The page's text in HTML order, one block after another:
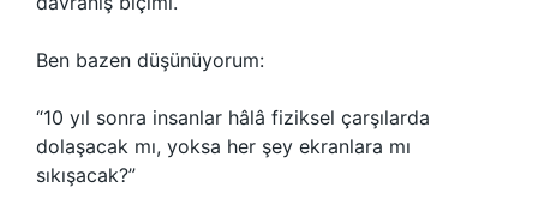
Ben bazen düşünüyorum:
“10 yıl sonra insanlar hâlâ fiziksel çarşılarda
dolaşacak mı, yoksa her şey ekranlara mı
sıkışacak?”